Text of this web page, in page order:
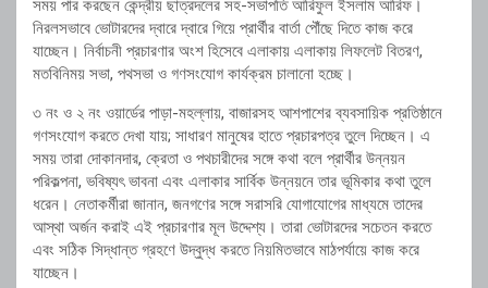
সময় পার করছেন কেন্দ্রীয় ছাত্রদলের সহ-সভাপতি আরিফুল ইসলাম আরিফ।
নিরলসভাবে ভোটারদের দ্বারে দ্বারে গিয়ে প্রার্থীর বার্তা পৌঁছে দিতে কাজ করে
যাচ্ছেন। নির্বাচনী প্রচারণার অংশ হিসেবে এলাকায় এলাকায় লিফলেট বিতরণ,
মতবিনিময় সভা, পথসভা ও গণসংযোগ কার্যক্রম চালানো হচ্ছে।
৩ নং ও ২ নং ওয়ার্ডের পাড়া-মহল্লায়, বাজারসহ আশপাশের ব্যবসায়িক প্রতিষ্ঠানে
গণসংযোগ করতে দেখা যায়; সাধারণ মানুষের হাতে প্রচারপত্র তুলে দিচ্ছেন। এ
সময় তারা দোকানদার, ক্রেতা ও পথচারীদের সঙ্গে কথা বলে প্রার্থীর উন্নয়ন
পরিকল্পনা, ভবিষ্যৎ ভাবনা এবং এলাকার সার্বিক উন্নয়নে তার ভূমিকার কথা তুলে
ধরেন। নেতাকর্মীরা জানান, জনগণের সঙ্গে সরাসরি যোগাযোগের মাধ্যমে তাদের
আস্থা অর্জন করাই এই প্রচারণার মূল উদ্দেশ্য। তারা ভোটারদের সচেতন করতে
এবং সঠিক সিদ্ধান্ত গ্রহণে উদ্বুদ্ধ করতে নিয়মিতভাবে মাঠপর্যায়ে কাজ করে
যাচ্ছেন।